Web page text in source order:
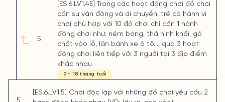
5
[ES.6.LV1.4E] Trong các hoạt động chơi đồ chơi
cần sự vận động và di chuyển, trẻ có hành vi
chơi phù hợp với 10 đồ chơi chỉ cần 1 hành
động chơi như: ném bóng, thả hình khối, gõ
chốt vào lỗ, lăn bánh xe ô tô…, qua 3 hoạt
động chơi liên tiếp với 3 người tại 3 địa điểm
khác nhau
9 - 18 tháng tuổi
[ES.6.LV1.5] Chơi độc lập với những đồ chơi yêu cầu 2